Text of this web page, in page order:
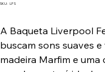
SKU: SKU
LF S
A Baqueta Liverpool
buscam sons suaves
madeira Marfim e